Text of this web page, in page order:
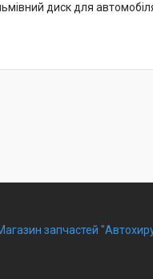
диск для
запчастей